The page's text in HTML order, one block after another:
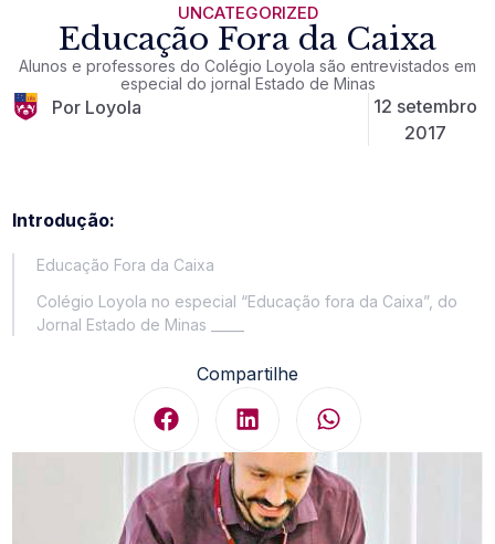
UNCATEGORIZED
Educação Fora da Caixa
Alunos e professores do Colégio Loyola são entrevistados em
especial do jornal Estado de Minas
Por Loyola
12 setembro
2017
Introdução:
Educação Fora da Caixa
Colégio Loyola no especial “Educação fora da Caixa”, do
Jornal Estado de Minas _____
Compartilhe